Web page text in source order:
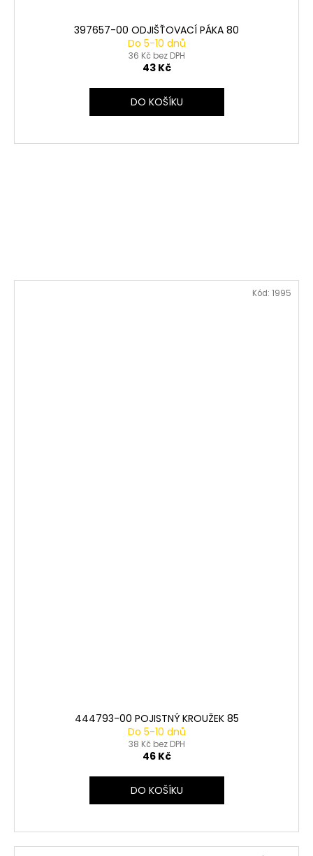
397657-00 ODJIŠŤOVACÍ PÁKA 80
Do 5-10 dnů
36 Kč bez DPH
43 Kč
DO KOŠÍKU
444793-00 POJISTNÝ KROUŽEK 85
Do 5-10 dnů
38 Kč bez DPH
46 Kč
DO KOŠÍKU
Kód: 1995